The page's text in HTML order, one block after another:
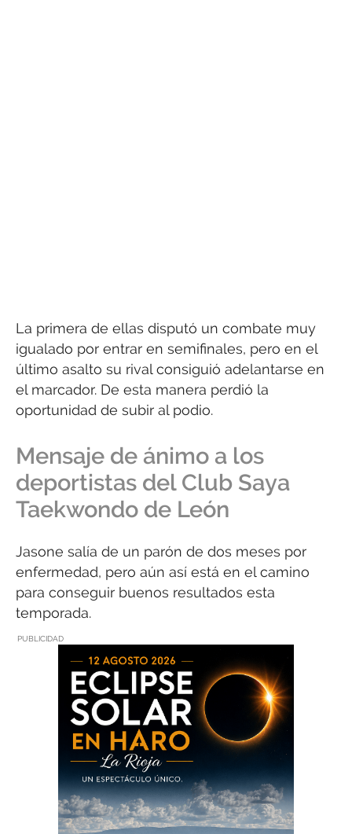
La primera de ellas disputó un combate muy
igualado por entrar en semifinales, pero en el
último asalto su rival consiguió adelantarse en
el marcador. De esta manera perdió la
oportunidad de subir al podio.
Mensaje de ánimo a los
deportistas del Club Saya
Taekwondo de León
Jasone salía de un parón de dos meses por
enfermedad, pero aún así está en el camino
para conseguir buenos resultados esta
temporada.
PUBLICIDAD